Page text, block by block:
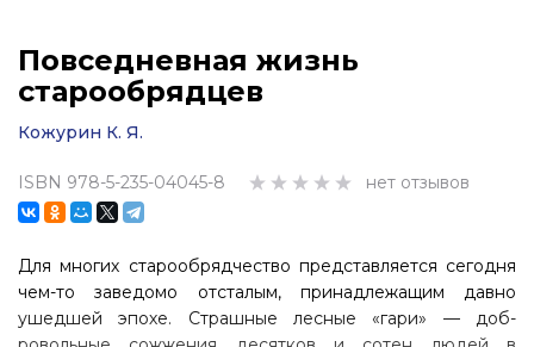
Повседневная жизнь
старообрядцев
Кожурин К. Я.
ISBN 978-5-235-04045-8 нет отзывов
Для многих старообрядчество представляется сегодня
чем-то заведомо от­сталым, принадлежащим давно
ушедшей эпохе. Страшные лесные «гари» — доб­